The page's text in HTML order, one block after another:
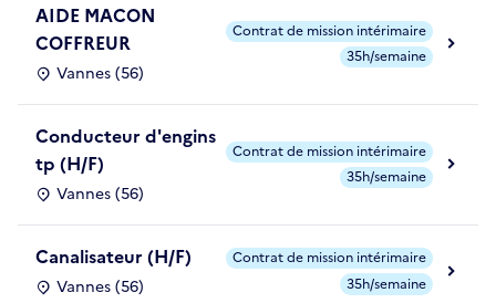
AIDE MACON
COFFREUR
Vannes (56)
Contrat de mission intérimaire
35h/semaine
Conducteur d'engins
tp (H/F)
Vannes (56)
Contrat de mission intérimaire
35h/semaine
Canalisateur (H/F)
Vannes (56)
Contrat de mission intérimaire
35h/semaine